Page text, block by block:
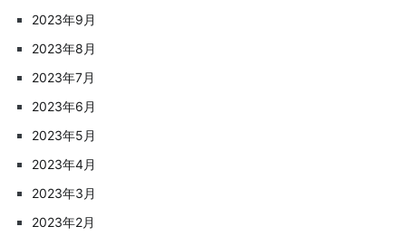
2023年9月
2023年8月
2023年7月
2023年6月
2023年5月
2023年4月
2023年3月
2023年2月